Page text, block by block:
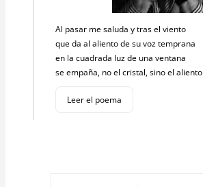
Al pasar me saluda y tras el viento
que da al aliento de su voz temprana
en la cuadrada luz de una ventana
se empaña, no el cristal, sino el aliento
Leer el poema